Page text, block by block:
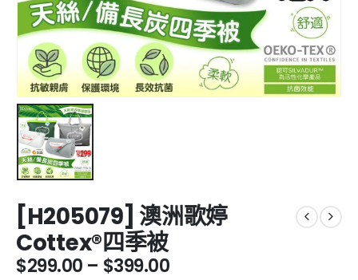
[H205079] 澳洲歌婷
Cottex®四季被
$299.00 – $399.00Price